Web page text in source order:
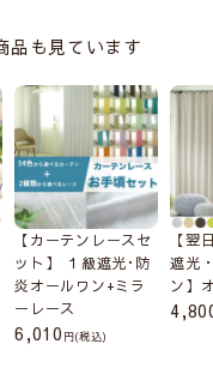
品も見ています
【カーテンレースセ
ット】 １級遮光･防
炎オールワン+ミラ
ーレース
6,010 (税込)
【翌
遮光
ン】